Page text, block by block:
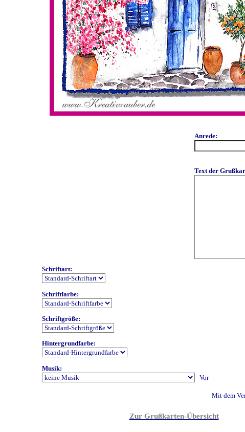
Anrede:
Text der
Schriftart:
Schriftfarbe:
Schriftgröße:
Hintergrundfarbe:
Musik:
Mit dem
Zur Grußkarten-Übersicht